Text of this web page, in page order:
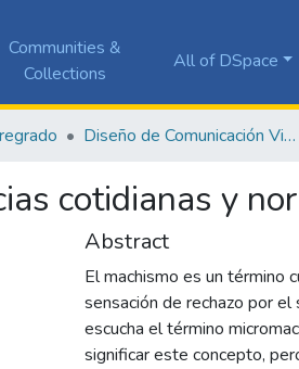
Communities &
Collections
All of DSpace
Diseño de Comunicación Visual
cotidianas y
Abstract
El machismo es un término
sensación de rechazo por el
escucha el término
significar este concepto,